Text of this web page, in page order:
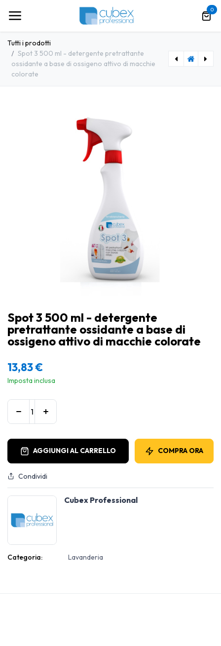
0
Tutti i prodotti
Spot 3 500 ml - detergente pretrattante
ossidante a base di ossigeno attivo di macchie
colorate
Spot 3 500 ml - detergente
pretrattante ossidante a base di
ossigeno attivo di macchie colorate
13,83€
Imposta inclusa
AGGIUNGI AL CARRELLO COMPRA ORA
Condividi
Cubex Professional
Categoria: Lavanderia